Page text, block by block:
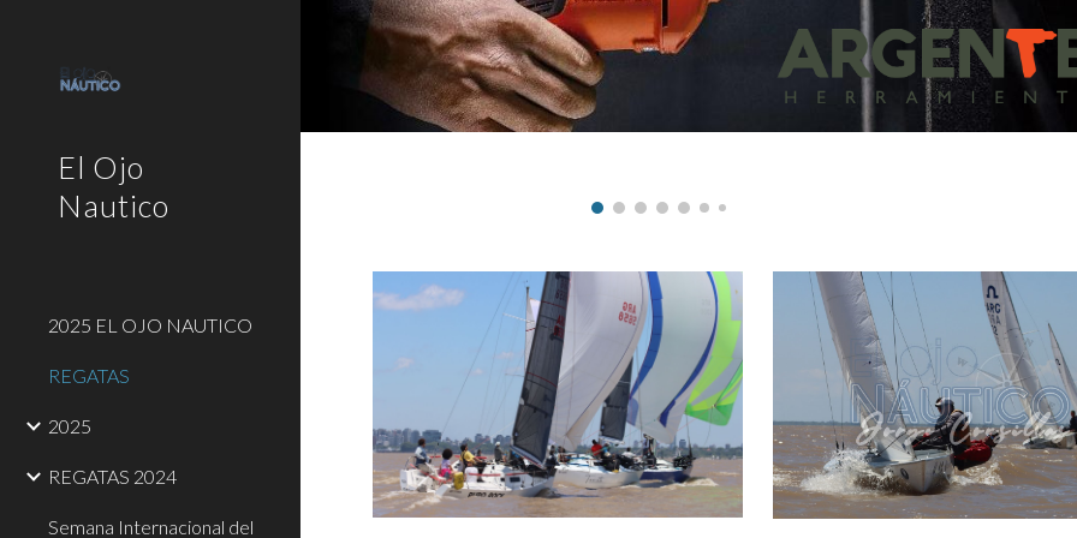
Skip to main content Skip to
El Ojo
Nautico
2025 EL OJO NAUTICO
REGATAS
2025
REGATAS 2024
Semana Internacional del